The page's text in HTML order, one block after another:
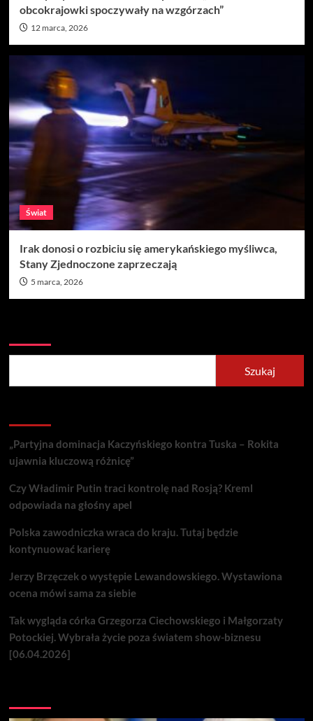
obcokrajowki spoczywały na wzgórzach”
12 marca, 2026
Świat
Irak donosi o rozbiciu się amerykańskiego myśliwca,
Stany Zjednoczone zaprzeczają
5 marca, 2026
Szukaj
„Partyjna dominacja Kaczyńskiego kontra Tuska – Rokita
ujawnia kluczową różnicę”
Czy Władimir Putin traci kontrolę nad Rosją? Kreml
odpowiada na głośny apel
Polska zawodniczka wraca do kraju. Tutaj będzie
kontynuować karierę
Jerzy Brzęczek o występie Lewandowskiego. Wystawiona
ocena mówi sama za siebie
Tak wygląda córka Grzegorza Ciechowskiego i Małgorzaty
Potockiej. Wybrała życie poza światem show-biznesu
[06.04.2026]